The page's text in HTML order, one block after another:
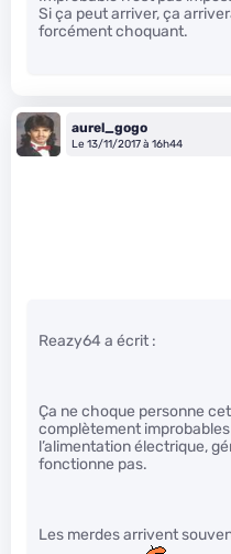
Si ça peut arriver, ça
forcément choquant.
aurel_gogo
Le 13/11/2017 à 16h44
Reazy64 a écrit :
Ça ne choque personne
complètement
l’alimentation électrique,
fonctionne pas.
Les merdes arrivent